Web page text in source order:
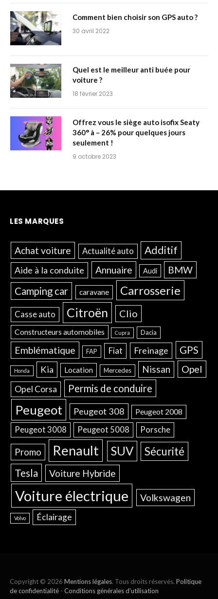
Comment bien choisir son GPS auto ?
30 avril 2022
Quel est le meilleur anti buée pour
voiture ?
18 février 2023
Offrez vous le siège auto isofix Seaty
360° à – 26% pour quelques jours
seulement !
9 octobre 2023
LES MARQUES
Achat voiture Actualité auto Additif
Aide à la conduite Annuaire Audi BMW
Camping car caravane Carrosserie
Casse auto Citroën Clio
Constructeurs automobiles Cupra Dacia
Emblématique FAP Fiat Freinage GPS
Honda Kia Location Mercedes Nissan Opel
Opel Corsa Permis de conduire
Peugeot Peugeot 308 Peugeot 2008
Peugeot 3008 Peugeot 5008 Porsche
Promo Renault SUV Sécurité
Tesla Voiture Hybride
Voiture électrique Volkswagen
Volvo Éclairage
Copyright © 2026 Mentions légales. Tous droits réservés. Politique
de confidentialité - Conditions générales d'utilisation